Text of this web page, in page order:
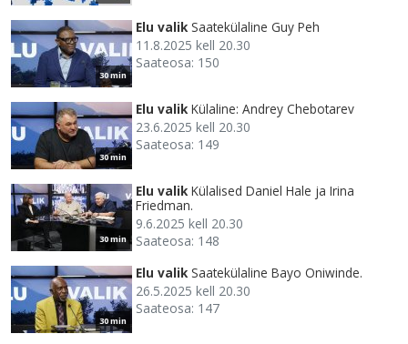
30 min
Elu valik Saatekülaline Guy Peh
11.8.2025 kell 20.30
Saateosa: 150
30 min
Elu valik Külaline: Andrey Chebotarev
23.6.2025 kell 20.30
Saateosa: 149
30 min
Elu valik Külalised Daniel Hale ja Irina
Friedman.
9.6.2025 kell 20.30
Saateosa: 148
30 min
Elu valik Saatekülaline Bayo Oniwinde.
26.5.2025 kell 20.30
Saateosa: 147